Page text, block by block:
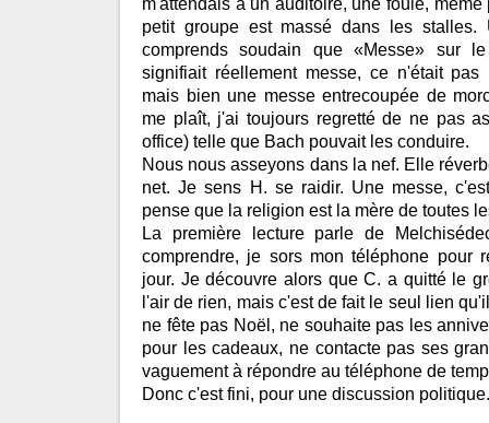
petit groupe est massé dans les stalles.
comprends soudain que «Messe» sur
signifiait réellement messe, ce n'était
mais bien une messe entrecoupée de
me plaît, j'ai toujours regretté de ne pas
office) telle que Bach pouvait les conduire.
Nous nous asseyons dans la nef. Elle
net. Je sens H. se raidir. Une messe,
pense que la religion est la mère de toutes
La première lecture parle de
comprendre, je sors mon téléphone pour
jour. Je découvre alors que C. a quitté le
l'air de rien, mais c'est de fait le seul lien
ne fête pas Noël, ne souhaite pas les
pour les cadeaux, ne contacte pas ses
vaguement à répondre au téléphone de
Donc c'est fini, pour une discussion